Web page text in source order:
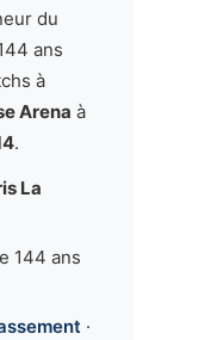
du
ans
à
Arena à
.
La
144 ans
·